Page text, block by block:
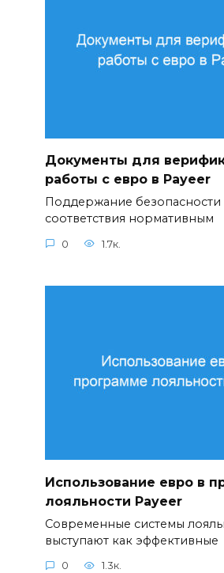
Документы для
работы с евро в Payeer
Поддержание безопасности
соответствия нормативным
0 1.7к.
Использование евро в
лояльности Payeer
Современные системы
выступают как эффективные
0 1.3к.